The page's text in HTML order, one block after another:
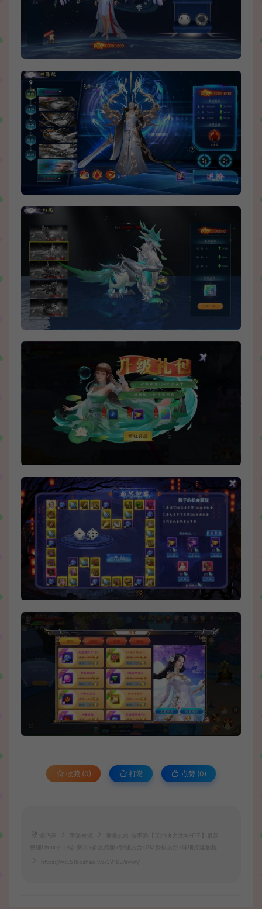
收藏 (0) 打赏 点赞 (0)
手游资源
唯美3D仙侠手游【天地决之龙将斩千】最新
整理Linux手工端+安卓+多区跨服+管理后台+GM授权后台+详细搭建教程
https://wd.51boshao.vip/39163/syym/